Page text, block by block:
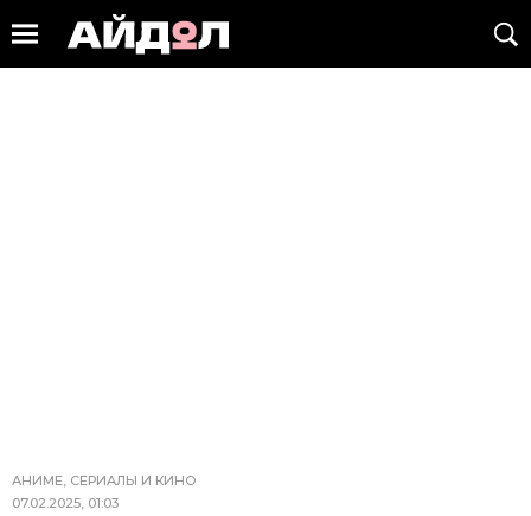
АНИМЕ, СЕРИАЛЫ И КИНО
07.02.2025, 01:03